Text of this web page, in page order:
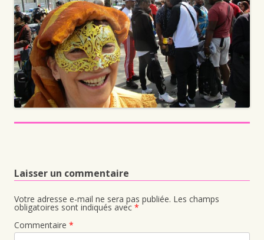
Laisser un commentaire
Votre adresse e-mail ne sera pas publiée. Les champs
obligatoires sont indiqués avec *
Commentaire *